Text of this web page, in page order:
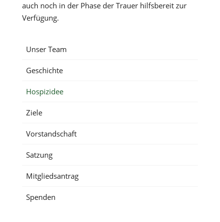
Unser Team
Geschichte
Hospizidee
Ziele
Vorstandschaft
Satzung
Mitgliedsantrag
Spenden
auch noch in der Phase der Trauer hilfsbereit zur
Verfügung.